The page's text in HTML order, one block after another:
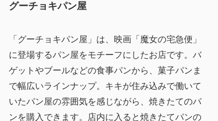
グーチョキパン屋
「グーチョキパン屋」は、映画「魔女の宅急便」
に登場するパン屋をモチーフにしたお店です。バ
ゲットやブールなどの食事パンから、菓子パンま
で幅広いラインナップ。キキが住み込みで働いて
いたパン屋の雰囲気を感じながら、焼きたてのパ
ンを購入できます。店内に入ると焼きたてパンの